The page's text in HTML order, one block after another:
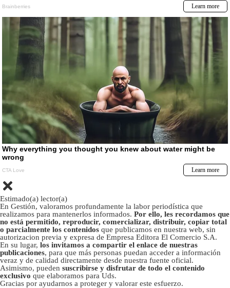
Estimado(a) lector(a)
En Gestión, valoramos profundamente la labor periodística que
realizamos para mantenerlos informados. Por ello, les recordamos que
no está permitido, reproducir, comercializar, distribuir, copiar total
o parcialmente los contenidos que publicamos en nuestra web, sin
autorizacion previa y expresa de Empresa Editora El Comercio S.A.
En su lugar, los invitamos a compartir el enlace de nuestras
publicaciones, para que más personas puedan acceder a información
veraz y de calidad directamente desde nuestra fuente oficial.
Asimismo, pueden suscribirse y disfrutar de todo el contenido
exclusivo que elaboramos para Uds.
Gracias por ayudarnos a proteger y valorar este esfuerzo.